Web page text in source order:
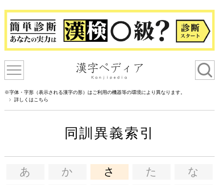
※字体・字形（表示される漢字の形）はご利用の機器等の環境により異なります。
詳しくはこちら
同訓異義索引
あ か さ た
な